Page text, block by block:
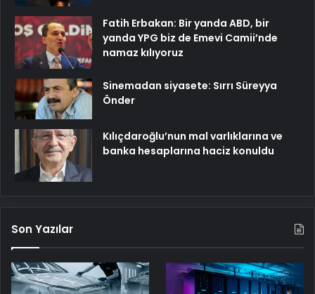
Fatih Erbakan: Bir yanda ABD, bir
yanda YPG biz de Emevi Camii’nde
namaz kılıyoruz
Sinemadan siyasete: Sırrı Süreyya
Önder
Kılıçdaroğlu’nun mal varlıklarına ve
banka hesaplarına haciz konuldu
Son Yazılar